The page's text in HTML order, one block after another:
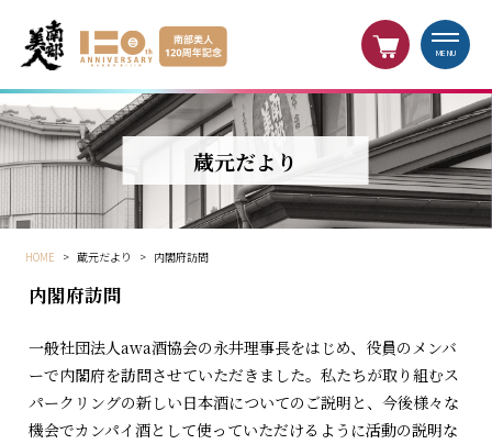
MENU
蔵元だより
HOME > 蔵元だより > 内閣府訪問
内閣府訪問
一般社団法人awa酒協会の永井理事長をはじめ、役員のメンバ
ーで内閣府を訪問させていただきました。私たちが取り組むス
パークリングの新しい日本酒についてのご説明と、今後様々な
機会でカンパイ酒として使っていただけるように活動の説明な